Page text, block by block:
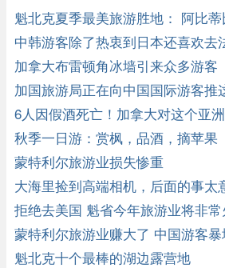
魁北克夏季最美旅游胜地： 阿比
中韩游客除了热衷到日本还喜欢去
加拿大布雷顿角冰墙引来众多游客
加国旅游局正在向中国国际游客推
去过吗？ ... ... ...
6人因假酒死亡！加拿大对这个亚
秋季一日游：赏枫，品酒，摘苹果
蒙特利尔旅游业损失惨重
大海里捡到高端相机，后面的事太
拒绝去美国 魁省今年旅游业将非常
蒙特利尔旅游业赚大了 中国游客暴
魁北克十个最棒的湖边露营地